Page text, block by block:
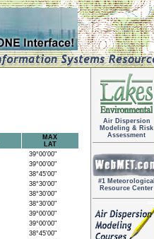
MAX
LAT
39°00'00"
39°00'00"
38°45'00"
38°30'00"
38°30'00"
38°30'00"
39°00'00"
39°00'00"
38°45'00"
Air Dispersion
Modeling & Risk
Assessment
#1 Meteorological
Resource Center